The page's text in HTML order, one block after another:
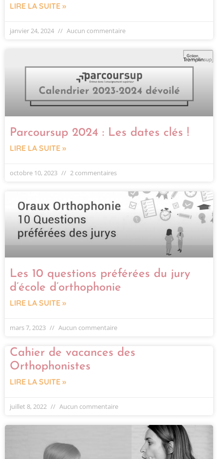
LIRE LA SUITE »
janvier 24, 2024 Aucun commentaire
Parcoursup 2024 : Les dates clés !
LIRE LA SUITE »
octobre 10, 2023 2 commentaires
Les 10 questions préférées du jury
d’école d’orthophonie
LIRE LA SUITE »
mars 7, 2023 Aucun commentaire
Cahier de vacances des
Orthophonistes
LIRE LA SUITE »
juillet 8, 2022 Aucun commentaire